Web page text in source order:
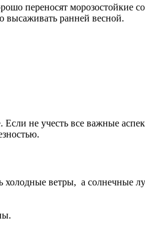
переносят морозостойкие
высаживать ранней весной.
не учесть все важные
ветры, а солнечные